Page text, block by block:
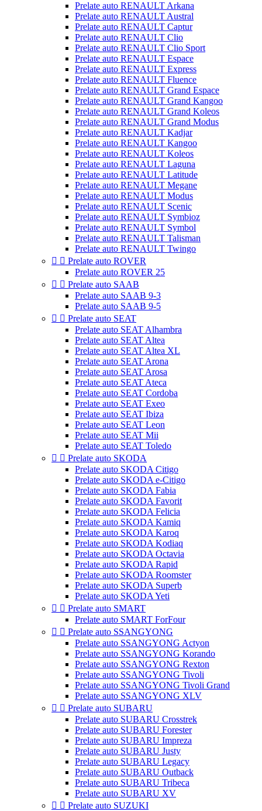
Prelate auto RENAULT Arkana
Prelate auto RENAULT Austral
Prelate auto RENAULT Captur
Prelate auto RENAULT Clio
Prelate auto RENAULT Clio Sport
Prelate auto RENAULT Espace
Prelate auto RENAULT Express
Prelate auto RENAULT Fluence
Prelate auto RENAULT Grand Espace
Prelate auto RENAULT Grand Kangoo
Prelate auto RENAULT Grand Koleos
Prelate auto RENAULT Grand Modus
Prelate auto RENAULT Kadjar
Prelate auto RENAULT Kangoo
Prelate auto RENAULT Koleos
Prelate auto RENAULT Laguna
Prelate auto RENAULT Latitude
Prelate auto RENAULT Megane
Prelate auto RENAULT Modus
Prelate auto RENAULT Scenic
Prelate auto RENAULT Symbioz
Prelate auto RENAULT Symbol
Prelate auto RENAULT Talisman
Prelate auto RENAULT Twingo
  Prelate auto ROVER
Prelate auto ROVER 25
  Prelate auto SAAB
Prelate auto SAAB 9-3
Prelate auto SAAB 9-5
  Prelate auto SEAT
Prelate auto SEAT Alhambra
Prelate auto SEAT Altea
Prelate auto SEAT Altea XL
Prelate auto SEAT Arona
Prelate auto SEAT Arosa
Prelate auto SEAT Ateca
Prelate auto SEAT Cordoba
Prelate auto SEAT Exeo
Prelate auto SEAT Ibiza
Prelate auto SEAT Leon
Prelate auto SEAT Mii
Prelate auto SEAT Toledo
  Prelate auto SKODA
Prelate auto SKODA Citigo
Prelate auto SKODA e-Citigo
Prelate auto SKODA Fabia
Prelate auto SKODA Favorit
Prelate auto SKODA Felicia
Prelate auto SKODA Kamiq
Prelate auto SKODA Karoq
Prelate auto SKODA Kodiaq
Prelate auto SKODA Octavia
Prelate auto SKODA Rapid
Prelate auto SKODA Roomster
Prelate auto SKODA Superb
Prelate auto SKODA Yeti
  Prelate auto SMART
Prelate auto SMART ForFour
  Prelate auto SSANGYONG
Prelate auto SSANGYONG Actyon
Prelate auto SSANGYONG Korando
Prelate auto SSANGYONG Rexton
Prelate auto SSANGYONG Tivoli
Prelate auto SSANGYONG Tivoli Grand
Prelate auto SSANGYONG XLV
  Prelate auto SUBARU
Prelate auto SUBARU Crosstrek
Prelate auto SUBARU Forester
Prelate auto SUBARU Impreza
Prelate auto SUBARU Justy
Prelate auto SUBARU Legacy
Prelate auto SUBARU Outback
Prelate auto SUBARU Tribeca
Prelate auto SUBARU XV
  Prelate auto SUZUKI